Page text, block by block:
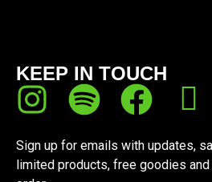
KEEP IN TOUCH
Sign up for emails with updates,
limited products, free goodies